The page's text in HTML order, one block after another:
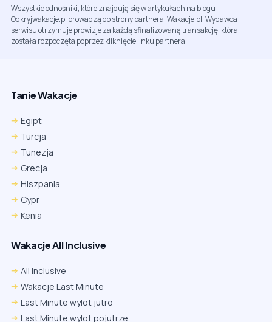
Wszystkie odnośniki, które znajdują się w artykułach na blogu
Odkryjwakacje.pl prowadzą do strony partnera: Wakacje.pl. Wydawca
serwisu otrzymuje prowizje za każdą sfinalizowaną transakcję, która
została rozpoczęta poprzez kliknięcie linku partnera.
Tanie Wakacje
Egipt
Turcja
Tunezja
Grecja
Hiszpania
Cypr
Kenia
Wakacje All Inclusive
All Inclusive
Wakacje Last Minute
Last Minute wylot jutro
Last Minute wylot pojutrze